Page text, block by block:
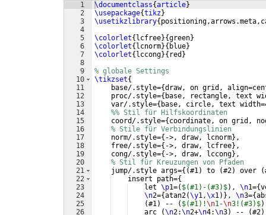
1
2
3
4
5
6
7
8
9
10
11
12
13
14
15
16
17
18
19
20
21
22
23
24
25
26
\documentclass{article}
\usepackage{tikz}
\usetikzlibrary{
\colorlet{ lcfree}{green}
\colorlet{ lcnorm}{ blue}
\colorlet{ lccong}{ red }
% globale Settings
\tikzset{
    base/.style=
{draw, on grid,
    proc/.style=
{ base, rectangle, text
    var/.style=
{ base, circle, text
%% Stil für Hilfskoordinaten
    coord/.style=
{ coordinate, on grid,
% Stile für Verbindungslinien
    norm/.style=
{ ->, draw, lcnorm} ,
    free/.style=
{ ->, draw, lcfree} ,
    cong/.style=
{ ->, draw, lccong} ,
% Stil für Kreuzungen von Pfaden
    jump/.style args=
{(#1) to (#2) over (
    insert path=
{
    let
\p1=( $(#1)-(#3)$) , \n1={
\n2={atan2(\y1,\x1)} , \n3={
(#1) -- ( $(#1)!\n1-\n3!(#3)$)
    arc
(\n2:\n2+\n4:\n3) -- (#2)